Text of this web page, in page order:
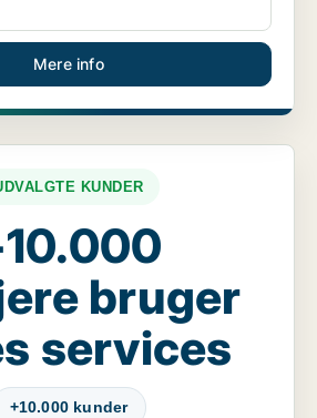
Mere info
KUNDER
bruger
services
+10.000 kunder